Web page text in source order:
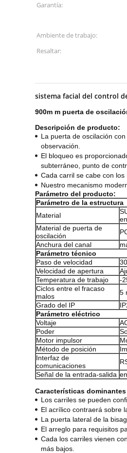
Garantía:
Ambiente de trabajo:
Resaltar:
sistema facial del control
900m m puerta de
Descripción de producto:
La puerta de oscilación
observación.
El bloqueo es
subterráneo, punto de
Cada carril se cabe con
Nuestro mecanismo
Parámetro del producto:
Parámetro de la estructura
Material
Material de puerta de
oscilación
Anchura del canal
Parámetro técnico
Paso de velocidad
Velocidad de apertura
Temperatura de trabajo
-
Ciclos entre el fracaso
malos
5
Grado del IP
Parámetro eléctrico
Voltaje
Poder
Motor impulsor
Método de posición
Interfaz de
comunicaciones
Señal de la entrada-salida
Características
Los carriles se pueden
El acrílico contraerá sobre
La puerta lateral de la
El arreglo para requisitos
Cada los carriles vienen
más bajos.